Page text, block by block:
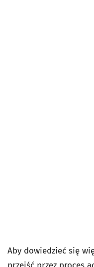
Aby dowiedzieć się